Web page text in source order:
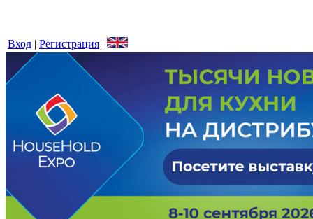
Вход | Регистрация |